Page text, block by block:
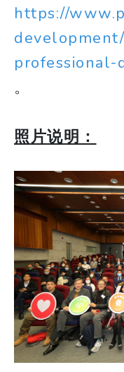
https://
professional-
。
照片说明：